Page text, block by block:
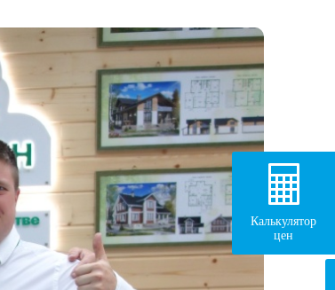
Калькулятор
цен